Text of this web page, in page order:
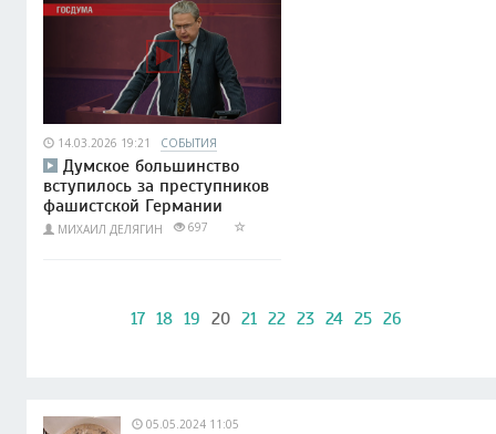
14.03.2026 19:21 СОБЫТИЯ
Думское большинство
вступилось за преступников
фашистской Германии
МИХАИЛ ДЕЛЯГИН 697
17 18 19 20 21 22 23 24 25 26
05.05.2024 11:05